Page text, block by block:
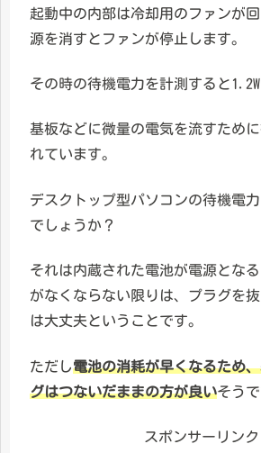
起動中の内部は冷却用のファンが
源を消すとファンが停止します。
その時の待機電力を計測すると1.2W
基板などに微量の電気を流すため
れています。
デスクトップ型パソコンの待機電
でしょうか？
それは内蔵された電池が電源とな
がなくならない限りは、プラグを
は大丈夫ということです。
ただし電池の消耗が早くなるため
グはつないだままの方が良いそうで
スポンサーリンク